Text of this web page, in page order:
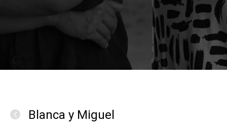
Blanca y Miguel